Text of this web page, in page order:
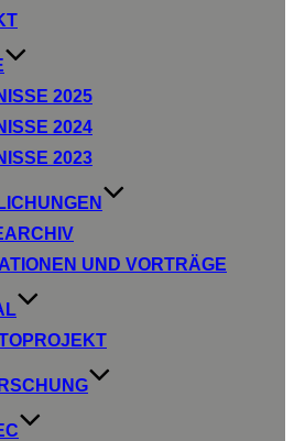
2025
2024
2023
UND VORTRÄGE